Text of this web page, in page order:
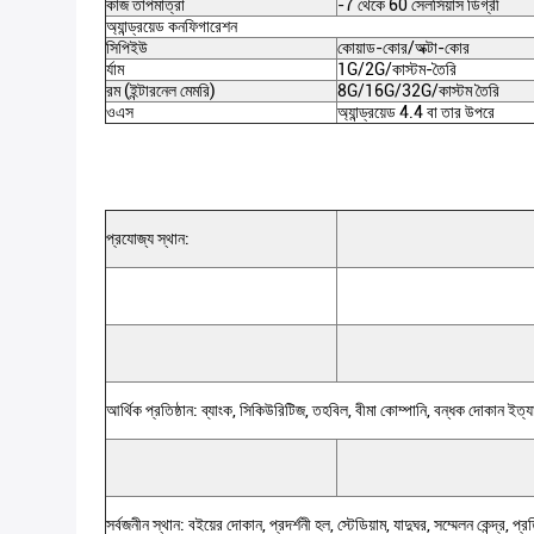
কাজ তাপমাত্রা
-7 থেকে 60 সেলসিয়াস ডিগ্রী
অ্যান্ড্রয়েড কনফিগারেশন
সিপিইউ
কোয়াড-কোর/অক্টা-কোর
র্যাম
1G/2G/কাস্টম-তৈরি
রম (ইন্টারনেল মেমরি)
8G/16G/32G/কাস্টম তৈরি
ওএস
অ্যান্ড্রয়েড 4.4 বা তার উপরে
প্রযোজ্য স্থান:
আর্থিক প্রতিষ্ঠান: ব্যাংক, সিকিউরিটিজ, তহবিল, বীমা কোম্পানি, বন্ধক দোকান
সর্বজনীন স্থান: বইয়ের দোকান, প্রদর্শনী হল, স্টেডিয়াম, যাদুঘর, সম্মেলন কেন্দ্র,